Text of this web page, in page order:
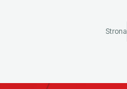
Strona